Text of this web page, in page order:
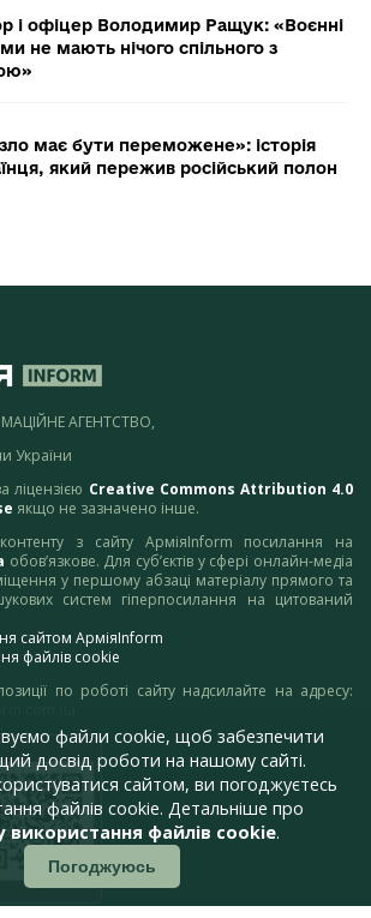
і офіцер Володимир Ращук: «Воєнні
не мають нічого спільного з
має бути переможене»: історія
який пережив російський полон
АГЕНТСТВО,
України
ліцензією Creative Commons Attribution 4.0
якщо не зазначено інше.
з сайту АрміяInform посилання на
обов’язкове. Для суб’єктів у сфері онлайн-медіа
у першому абзаці матеріалу прямого та
систем гіперпосилання на цитований
сайтом АрміяInform
файлів cookie
по роботі сайту надсилайте на адресу:
файли cookie, щоб забезпечити
досвід роботи на нашому сайті.
сайтом, ви погоджуєтесь
файлів cookie. Детальніше про
використання файлів cookie.
Погоджуюсь